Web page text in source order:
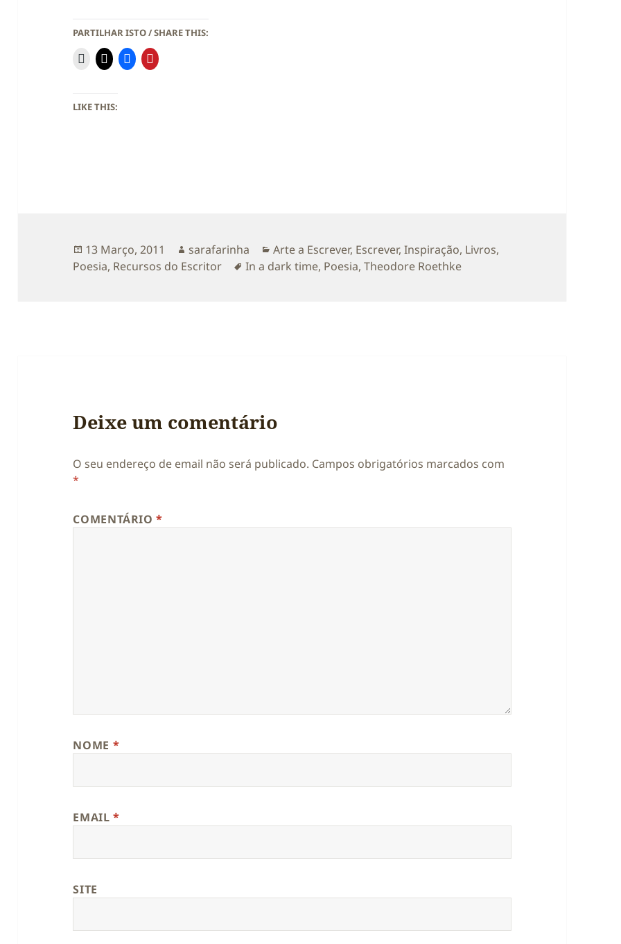
PARTILHAR ISTO / SHARE THIS:
LIKE THIS:
Publicado
a
13 Março, 2011 Autor
sarafarinha Categorias
Arte a Escrever, Escrever,Inspiração, Livros,
Poesia, Recursos do Escritor Etiquetas
In a dark time, Poesia,Theodore Roethke
Deixe um comentário
O seu endereço de email não será publicado. Campos obrigatórios marcados com
*
COMENTÁRIO*
NOME *
EMAIL*
SITE